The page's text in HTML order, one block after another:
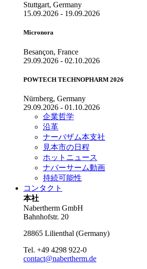
Stuttgart, Germany
15.09.2026 - 19.09.2026
Micronora
Besançon, France
29.09.2026 - 02.10.2026
POWTECH TECHNOPHARM 2026
Nürnberg, Germany
29.09.2026 - 01.10.2026
企業哲学
沿革
ナーバザム本支社
見本市の日程
ホットニュース
ナバーサーム動画
持続可能性
コンタクト
本社
Nabertherm GmbH
Bahnhofstr. 20
28865 Lilienthal (Germany)
Tel. +49 4298 922-0
contact@nabertherm.de